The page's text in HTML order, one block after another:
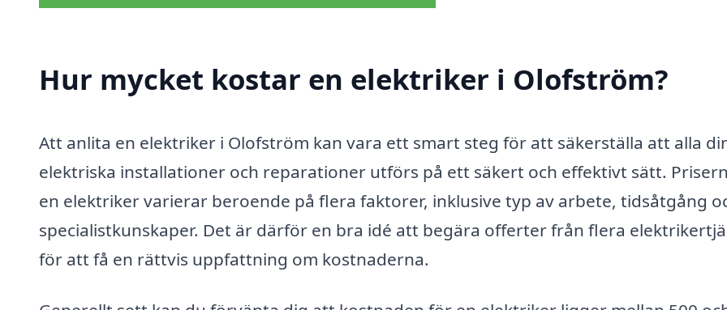
Hur mycket kostar en elektriker i Olofström?
Att anlita en elektriker i Olofström kan vara ett smart steg för att säkerställa att alla
elektriska installationer och reparationer utförs på ett säkert och effektivt sätt.
en elektriker varierar beroende på flera faktorer, inklusive typ av arbete, tidsåtgång
specialistkunskaper. Det är därför en bra idé att begära offerter från flera
för att få en rättvis uppfattning om kostnaderna.